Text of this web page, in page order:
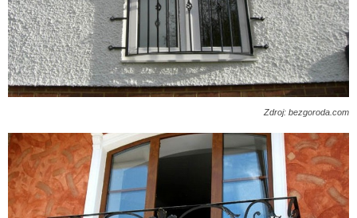
Zdroj: bezgoroda.com